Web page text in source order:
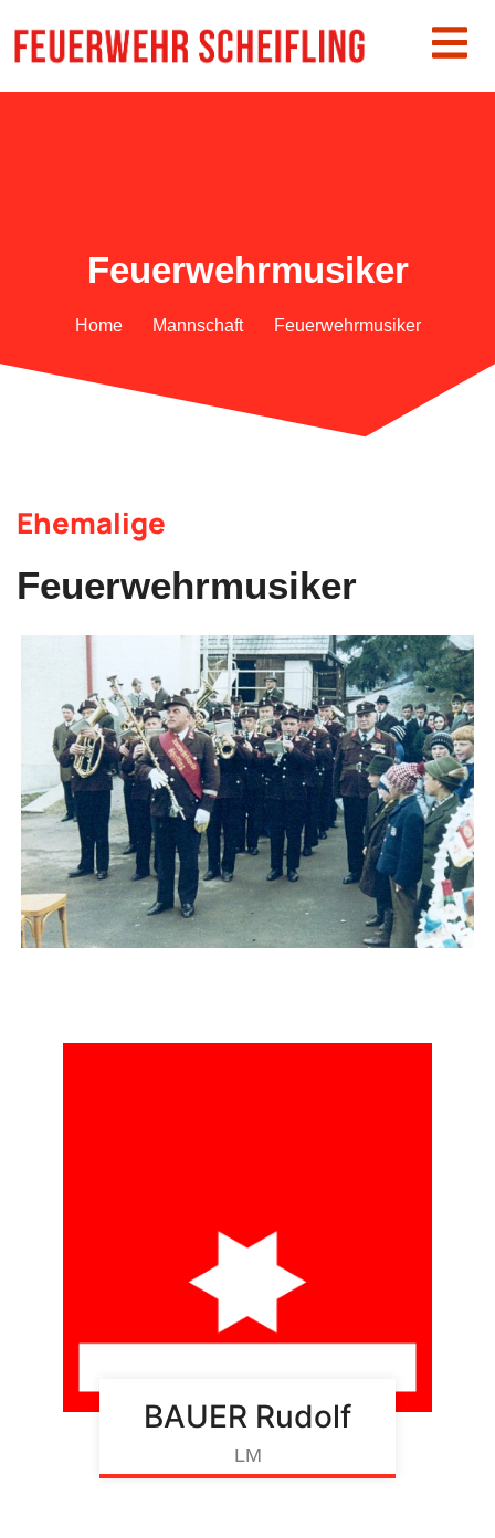
Feuerwehrmusiker
Home Mannschaft Feuerwehrmusiker​
Ehemalige
Feuerwehrmusiker
BAUER Rudolf
LM